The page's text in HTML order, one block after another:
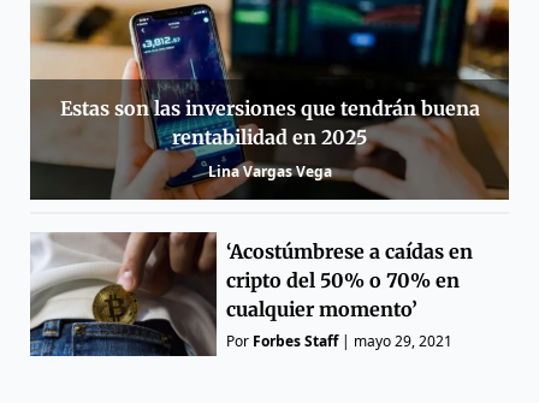
Estas son las inversiones que tendrán buena
rentabilidad en 2025
Lina Vargas Vega
‘Acostúmbrese a caídas en
cripto del 50% o 70% en
cualquier momento’
Por Forbes Staff| mayo 29, 2021